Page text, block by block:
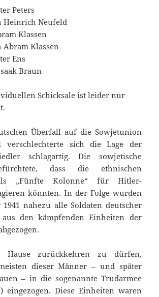
Peters
Heinrich Neufeld
Klassen
Klassen
Ens
Braun
Schicksale ist leider nur
Überfall auf die Sowjetunion
verschlechterte sich die Lage der
schlagartig. Die sowjetische
dass die ethnischen
„Fünfte Kolonne“ für Hitler-
könnten. In der Folge wurden
1941 nahezu alle Soldaten deutscher
aus den kämpfenden Einheiten der
Hause zurückkehren zu dürfen,
dieser Männer – und später
– in die sogenannte Trudarmee
eingezogen. Diese Einheiten waren